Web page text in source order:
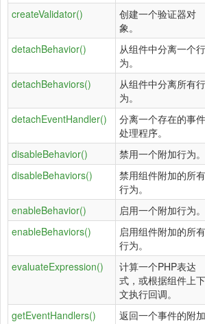
createValidator()
创建一个验证器对
象。
detachBehavior()
从组件中分离一个行
为。
detachBehaviors()
从组件中分离所有行
为。
detachEventHandler()
分离一个存在的事件
处理程序。
disableBehavior() 禁用一个附加行为。
disableBehaviors()
禁用组件附加的所有
行为。
enableBehavior() 启用一个附加行为。
enableBehaviors()
启用组件附加的所有
行为。
evaluateExpression()
计算一个PHP表达
式，或根据组件上下
文执行回调。
getEventHandlers()
返回一个事件的附加